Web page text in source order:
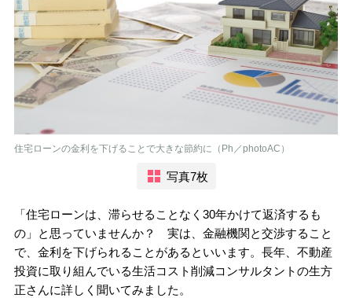
住宅ローンの金利を下げることで大きな節約に（Ph／photoAC）
写真7枚
「住宅ローンは、滞らせることなく30年かけて返済するも
の」と思っていませんか？ 実は、金融機関と交渉すること
で、金利を下げられることがあるといいます。長年、不動産
投資に取り組んでいる生活コスト削減コンサルタントの生方
正さんに詳しく聞いてみました。